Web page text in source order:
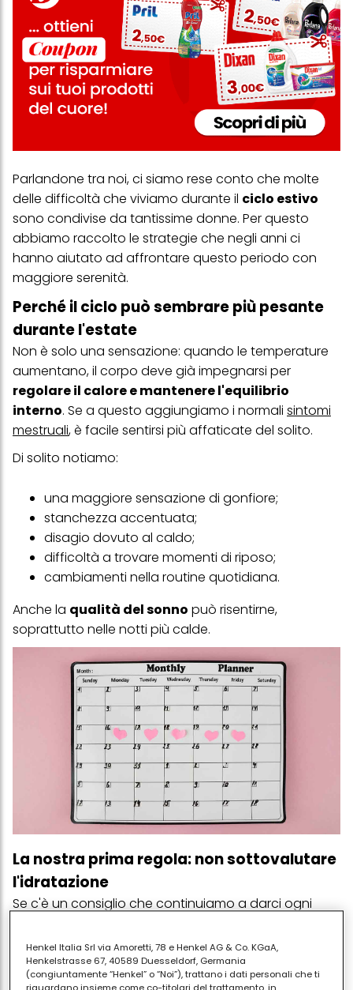
Parlandone tra noi, ci siamo rese conto che molte
delle difficoltà che viviamo durante il ciclo estivo
sono condivise da tantissime donne. Per questo
abbiamo raccolto le strategie che negli anni ci
hanno aiutato ad affrontare questo periodo con
maggiore serenità.
Perché il ciclo può sembrare più pesante
durante l'estate
Non è solo una sensazione: quando le temperature
aumentano, il corpo deve già impegnarsi per
regolare il calore e mantenere l'equilibrio
interno. Se a questo aggiungiamo i normali sintomi
mestruali, è facile sentirsi più affaticate del solito.
Di solito notiamo:
una maggiore sensazione di gonfiore;
stanchezza accentuata;
disagio dovuto al caldo;
difficoltà a trovare momenti di riposo;
cambiamenti nella routine quotidiana.
Anche la qualità del sonno può risentirne,
soprattutto nelle notti più calde.
La nostra prima regola: non sottovalutare
l'idratazione
Se c'è un consiglio che continuiamo a darci ogni
caldo tendiamo a perdere più liquidi attraverso la
sudorazione e durante il ciclo alcune persone
possono avvertire ancora di più lasensazione di
Henkel Italia Srl via Amoretti, 78 e Henkel AG & Co. KGaA,
Henkelstrasse 67, 40589 Duesseldorf, Germania
(congiuntamente “Henkel” o “Noi”), trattano i dati personali che ti